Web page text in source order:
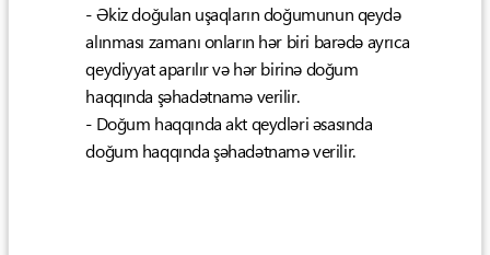
- Əkiz doğulan uşaqların doğumunun qeydə
alınması zamanı onların hər biri barədə ayrıca
qeydiyyat aparılır və hər birinə doğum
haqqında şəhadətnamə verilir.
- Doğum haqqında akt qeydləri əsasında
doğum haqqında şəhadətnamə verilir.